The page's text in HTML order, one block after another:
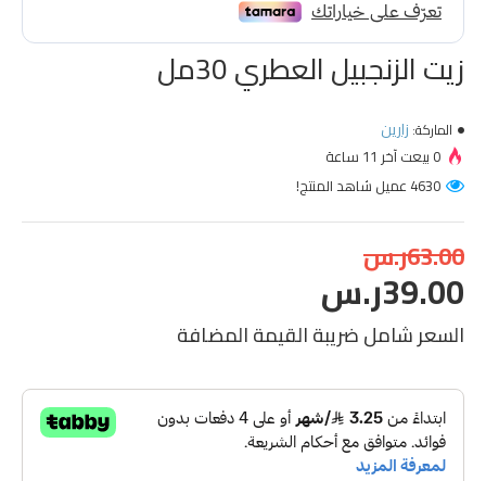
زيت الزنجبيل العطري 30مل
السعر شامل ضريبة القيمة المضافة
39.00ر.س
63.00ر.س
الماركة: زارين
0 بيعت آخر 11 ساعة
4630 عميل شاهد المنتج!